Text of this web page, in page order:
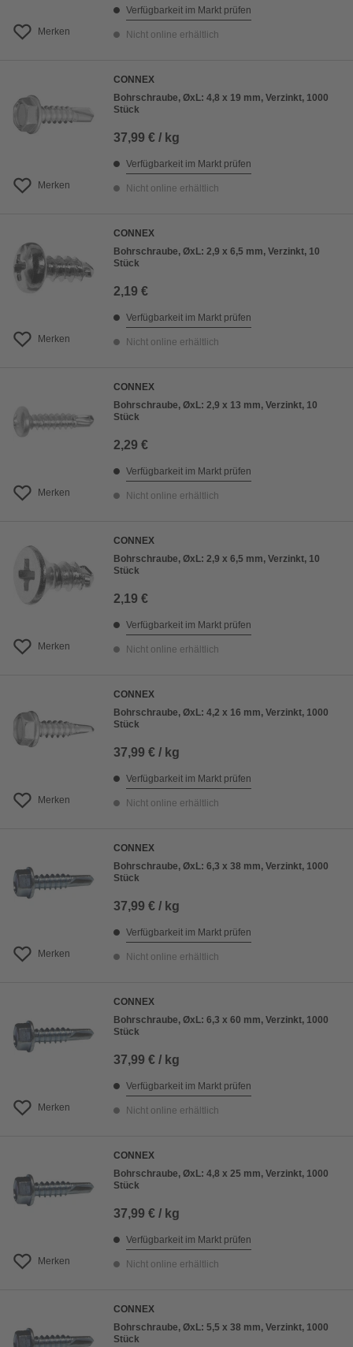
Merken
Verfügbarkeit im Markt prüfen
Nicht online erhältlich
Merken
CONNEX
Bohrschraube, ØxL: 4,8 x 19 mm, Verzinkt, 1000
Stück
37,99 € / kg
Verfügbarkeit im Markt prüfen
Nicht online erhältlich
Merken
CONNEX
Bohrschraube, ØxL: 2,9 x 6,5 mm, Verzinkt, 10
Stück
2,19 €
Verfügbarkeit im Markt prüfen
Nicht online erhältlich
Merken
CONNEX
Bohrschraube, ØxL: 2,9 x 13 mm, Verzinkt, 10
Stück
2,29 €
Verfügbarkeit im Markt prüfen
Nicht online erhältlich
Merken
CONNEX
Bohrschraube, ØxL: 2,9 x 6,5 mm, Verzinkt, 10
Stück
2,19 €
Verfügbarkeit im Markt prüfen
Nicht online erhältlich
Merken
CONNEX
Bohrschraube, ØxL: 4,2 x 16 mm, Verzinkt, 1000
Stück
37,99 € / kg
Verfügbarkeit im Markt prüfen
Nicht online erhältlich
Merken
CONNEX
Bohrschraube, ØxL: 6,3 x 38 mm, Verzinkt, 1000
Stück
37,99 € / kg
Verfügbarkeit im Markt prüfen
Nicht online erhältlich
Merken
CONNEX
Bohrschraube, ØxL: 6,3 x 60 mm, Verzinkt, 1000
Stück
37,99 € / kg
Verfügbarkeit im Markt prüfen
Nicht online erhältlich
Merken
CONNEX
Bohrschraube, ØxL: 4,8 x 25 mm, Verzinkt, 1000
Stück
37,99 € / kg
Verfügbarkeit im Markt prüfen
Nicht online erhältlich
CONNEX
Bohrschraube, ØxL: 5,5 x 38 mm, Verzinkt, 1000
Stück